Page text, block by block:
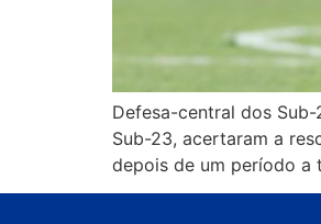
Defesa-central dos
Sub-23, acertaram a
depois de um período a